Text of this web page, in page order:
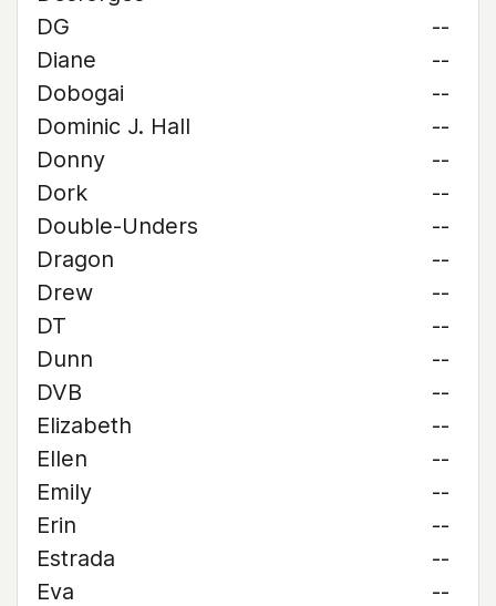
DG
--
Diane
--
Dobogai
--
Dominic J. Hall
--
Donny
--
Dork
--
Double-Unders
--
Dragon
--
Drew
--
DT
--
Dunn
--
DVB
--
Elizabeth
--
Ellen
--
Emily
--
Erin
--
Estrada
--
Eva
--